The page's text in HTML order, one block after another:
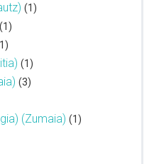
(1)
(1)
(1)
(3)
(Zumaia) (1)